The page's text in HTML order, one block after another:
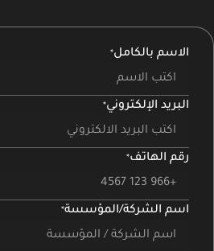
الاسم بالكامل
البريد الإلكتروني
رقم الهاتف
اسم الشركة/المؤسسة